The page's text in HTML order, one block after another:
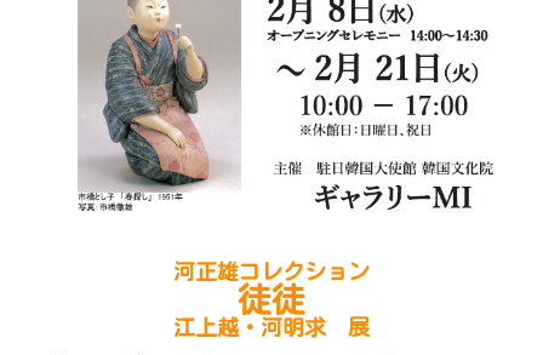
河正雄コレクション
徒徒
江上越・河明求 展